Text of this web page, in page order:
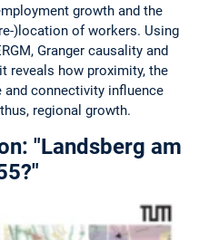
growth and the
)location of workers. Using
Granger causality and
reveals how proximity, the
connectivity influence
regional growth.
"Landsberg am